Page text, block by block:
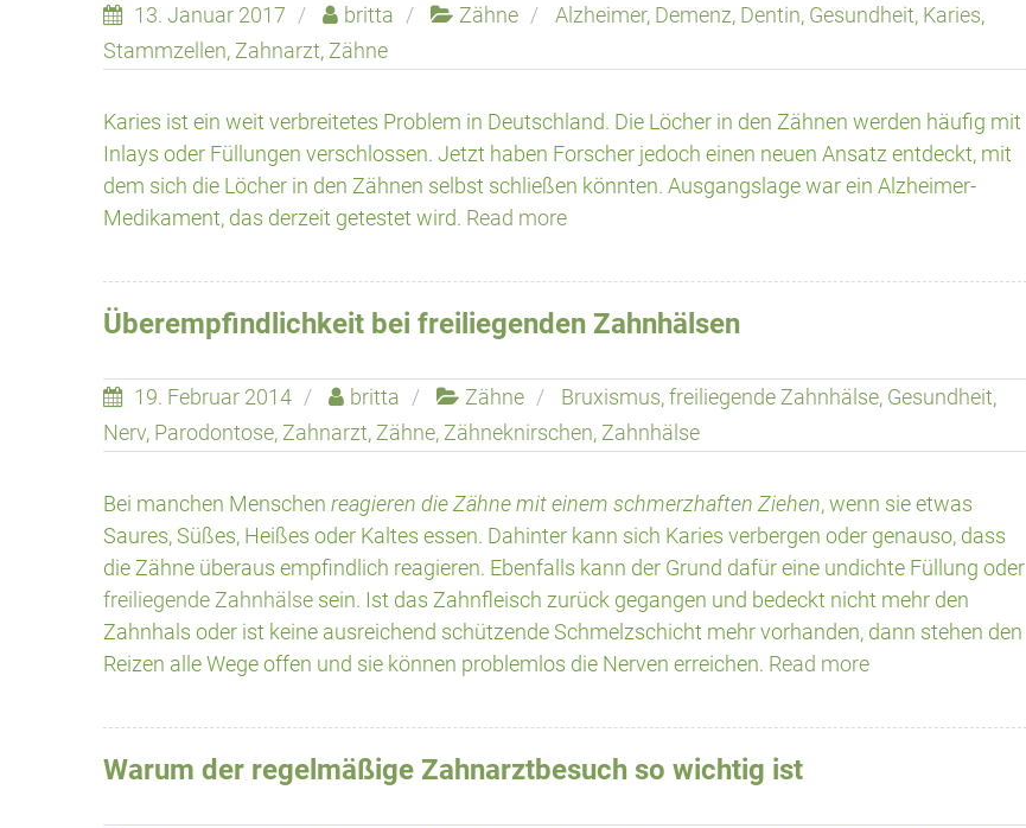
13. Januar 2017 britta Zähne Alzheimer, Demenz, Dentin, Gesundheit, Karies,
Stammzellen, Zahnarzt, Zähne
Karies ist ein weit verbreitetes Problem in Deutschland. Die Löcher in den Zähnen werden häufig mit
Inlays oder Füllungen verschlossen. Jetzt haben Forscher jedoch einen neuen Ansatz entdeckt, mit
dem sich die Löcher in den Zähnen selbst schließen könnten. Ausgangslage war ein Alzheimer-
Medikament, das derzeit getestet wird. Read more
Überempfindlichkeit bei freiliegenden Zahnhälsen
19. Februar 2014 britta Zähne Bruxismus,freiliegende Zahnhälse, Gesundheit,
Nerv, Parodontose, Zahnarzt, Zähne, Zähneknirschen, Zahnhälse
Bei manchen Menschen reagieren die Zähne mit einem schmerzhaften Ziehen, wenn sie etwas
Saures, Süßes, Heißes oder Kaltes essen. Dahinter kann sich Karies verbergen oder genauso, dass
die Zähne überaus empfindlich reagieren. Ebenfalls kann der Grund dafür eine undichte Füllung oder
freiliegende Zahnhälse sein. Ist das Zahnfleisch zurück gegangen und bedeckt nicht mehr den
Zahnhals oder ist keine ausreichend schützende Schmelzschicht mehr vorhanden, dann stehen den
Reizen alle Wege offen und sie können problemlos die Nerven erreichen. Read more
Warum der regelmäßige Zahnarztbesuch so wichtig ist